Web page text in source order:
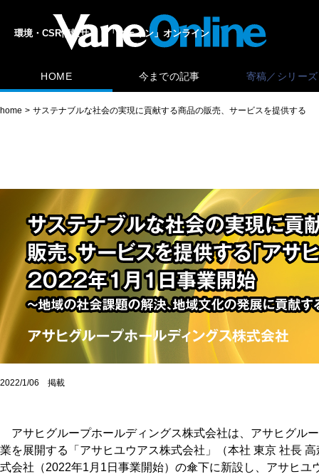
環境・CSR情報サイト「ヴェイン」オンライン
HOME 今までの記事 寄稿／シリーズ
home サステナブルな社会の実現に貢献する商品の販売、サービスを提供する
2022/1/06 掲載
アサヒグループホールディングス株式会社は、アサヒグル
業を展開する「アサヒユウアス株式会社」（本社 東京 社長
式会社（2022年1月1日事業開始）の傘下に新設し、アサヒユ